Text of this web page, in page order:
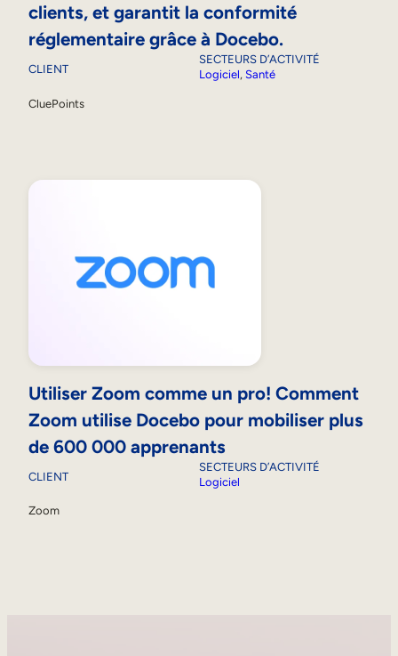
clients, et garantit la conformité
réglementaire grâce à Docebo.
CLIENT
CluePoints
SECTEURS D’ACTIVITÉ
Logiciel, Santé
Utiliser Zoom comme un pro! Comment
Zoom utilise Docebo pour mobiliser plus
de 600 000 apprenants
CLIENT
Zoom
SECTEURS D’ACTIVITÉ
Logiciel